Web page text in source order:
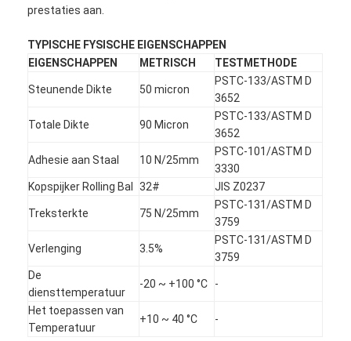
prestaties aan.
TYPISCHE FYSISCHE EIGENSCHAPPEN
EIGENSCHAPPEN
METRISCH TESTMETHODE
Steunende Dikte 50 micron
PSTC-133/ASTM D
3652
Totale Dikte 90 Micron
PSTC-133/ASTM D
3652
Adhesie aan Staal 10 N/25mm
PSTC-101/ASTM D
3330
Kopspijker Rolling Bal
32# JIS Z0237
Treksterkte 75 N/25mm
PSTC-131/ASTM D
3759
Verlenging 3.5%
PSTC-131/ASTM D
3759
De
diensttemperatuur
-20 ~ +100 °C -
Het toepassen van
Temperatuur
+10 ~ 40 °C -